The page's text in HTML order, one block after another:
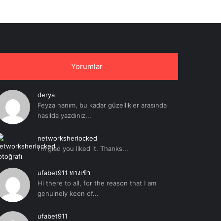
Yorumlar
derya
Feyza hanım, bu kadar güzellikler arasında
nasılda yazdınız...
networksherlocked
I'm glad you liked it. Thanks...
ufabet911 ทางเข้า
Hi there to all, for the reason that I am
genuinely keen of...
ufabet911